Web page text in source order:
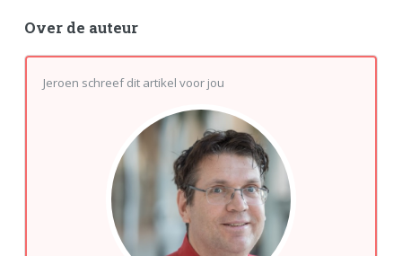
Over de auteur
Jeroen schreef dit artikel voor jou